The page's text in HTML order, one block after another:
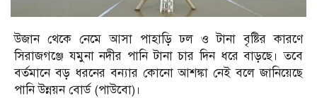
উজান থেকে নেমে আসা পাহাড়ি ঢল ও টানা বৃষ্টির কারণে
সিরাজগঞ্জে যমুনা নদীর পানি টানা চার দিন ধরে বাড়ছে। তবে
বর্তমানে বড় ধরনের বন্যার কোনো আশঙ্কা নেই বলে জানিয়েছে
পানি উন্নয়ন বোর্ড (পাউবো)।